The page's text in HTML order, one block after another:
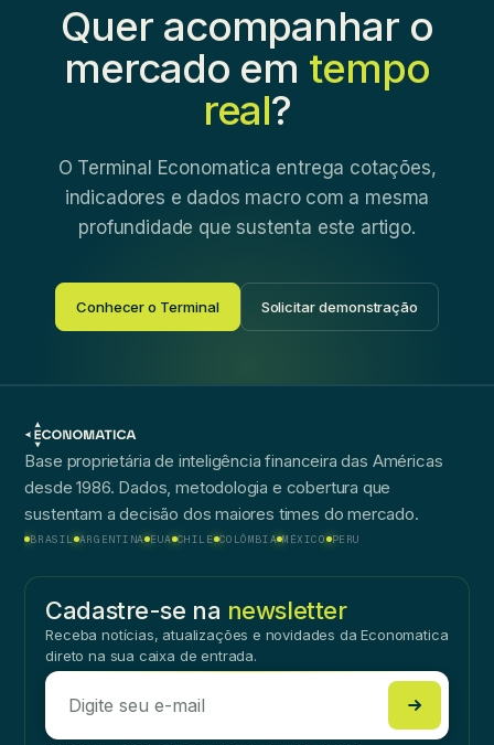
Quer acompanhar o
mercado em tempo
real?
O Terminal Economatica entrega cotações,
indicadores e dados macro com a mesma
profundidade que sustenta este artigo.
Conhecer o Terminal Solicitar demonstração
Base proprietária de inteligência financeira das Américas
desde 1986. Dados, metodologia e cobertura que
sustentam a decisão dos maiores times do mercado.
BRASIL ARGENTINA EUA CHILE COLÔMBIA MÉXICO PERU
Cadastre-se na newsletter
Receba notícias, atualizações e novidades da Economatica
direto na sua caixa de entrada.